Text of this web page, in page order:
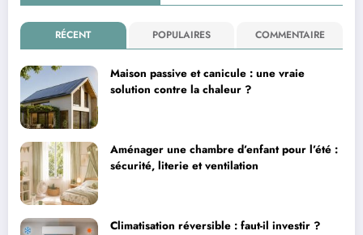
RÉCENT POPULAIRES COMMENTAIRE
Maison passive et canicule : une vraie
solution contre la chaleur ?
Aménager une chambre d’enfant pour l’été :
sécurité, literie et ventilation
Climatisation réversible : faut-il investir ?